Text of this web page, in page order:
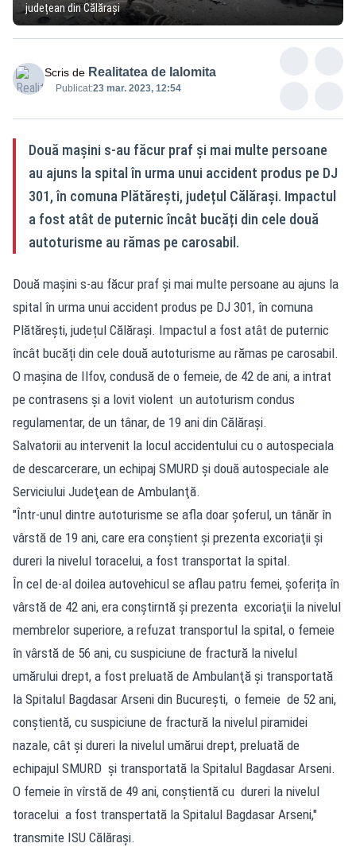
județean din Călărași
Scris de Realitatea de Ialomita
Publicat:23 mar. 2023, 12:54
Două mașini s-au făcur praf și mai multe persoane
au ajuns la spital în urma unui accident produs pe DJ
301, în comuna Plătăreşti, județul Călărași. Impactul
a fost atât de puternic încât bucăți din cele două
autoturisme au rămas pe carosabil.
Două mașini s-au făcur praf și mai multe persoane au ajuns la
spital în urma unui accident produs pe DJ 301, în comuna
Plătăreşti, județul Călărași. Impactul a fost atât de puternic
încât bucăți din cele două autoturisme au rămas pe carosabil.
O mașina de Ilfov, condusă de o femeie, de 42 de ani, a intrat
pe contrasens și a lovit violent un autoturism condus
regulamentar, de un tânar, de 19 ani din Călărași.
Salvatorii au intervenit la locul accidentului cu o autospeciala
de descarcerare, un echipaj SMURD și două autospeciale ale
Serviciului Judeţean de Ambulanţă.
"Într-unul dintre autoturisme se afla doar șoferul, un tânăr în
vârstă de 19 ani, care era conştient şi prezenta excoriaţii și
dureri la nivelul toracelui, a fost transportat la spital.
În cel de-al doilea autovehicul se aflau patru femei, șoferița în
vârstă de 42 ani, era conştirntă şi prezenta excoriaţii la nivelul
membrelor superiore, a refuzat transportul la spital, o femeie
în vârstă de 56 ani, cu suspiciune de fractură la nivelul
umărului drept, a fost preluată de Ambulanţă şi transportată
la Spitalul Bagdasar Arseni din Bucureşti, o femeie de 52 ani,
conştientă, cu suspiciune de fractură la nivelul piramidei
nazale, cât şi dureri la nivelul umărui drept, preluată de
echipajul SMURD şi transportată la Spitalul Bagdasar Arseni.
O femeie în vîrstă de 49 ani, conştientă cu dureri la nivelul
toracelui a fost transpertată la Spitalul Bagdasar Arseni,"
transmite ISU Călărași.